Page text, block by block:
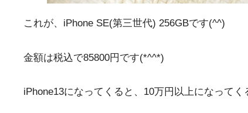
これが、iPhone SE(第三世代) 256GBです(^^)
金額は税込で85800円です(*^^*)
iPhone13になってくると、10万円以上になって